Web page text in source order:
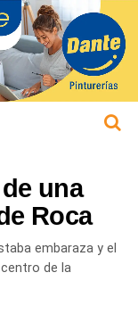
una
Roca
embaraza y el
de la